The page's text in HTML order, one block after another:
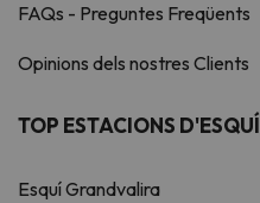
FAQs - Preguntes Freqüents
Opinions dels nostres Clients
TOP ESTACIONS D'ESQUÍ
Esquí Grandvalira